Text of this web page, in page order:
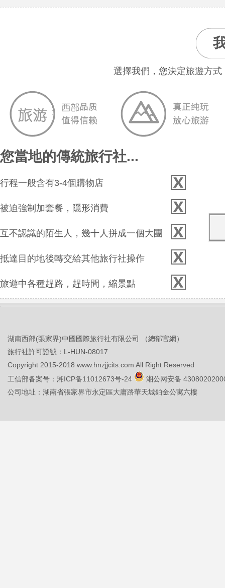
選擇我們，您決定旅遊方
您當地的傳統旅行社...
行程一般含有3-4個購物店
被迫強制加套餐，隱形消費
互不認識的陌生人，幾十人拼成一個大團
抵達目的地後轉交給其他旅行社操作
旅遊中各種趕路，趕時間，縮景點
湖南西部(張家界)中國國際旅行社有限公司 （總部官網）
旅行社許可證號：L-HUN-08017
Copyright 2015-2018 www.hnzjjcits.com All Right Reserved
工信部备案号： 湘ICP备11012673号-24
湘公网安备
公司地址：湖南省張家界市永定區大庸路華天城鉑金公寓六樓